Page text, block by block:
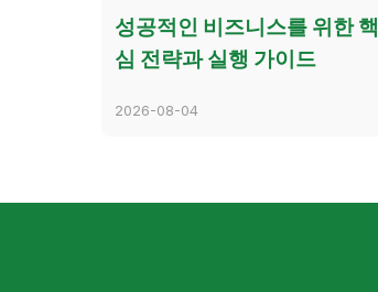
성공적인 비즈니스를 위한 핵
심 전략과 실행 가이드
2026-08-04